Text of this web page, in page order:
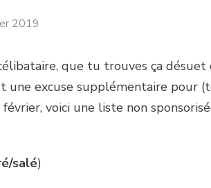
2019
que tu trouves ça
une excuse supplémentaire pour
voici une liste non
salé)